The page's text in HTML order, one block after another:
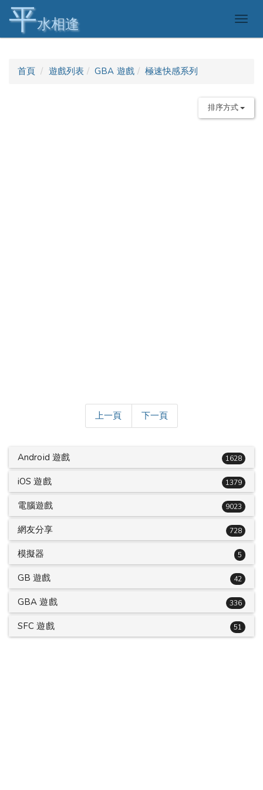
平水相逢
首頁 遊戲列表 GBA 遊戲 極速快感系列
排序方式
上一頁 下一頁
Android 遊戲 1628
iOS 遊戲 1379
電腦遊戲 9023
網友分享 728
模擬器 5
GB 遊戲 42
GBA 遊戲 336
SFC 遊戲 51